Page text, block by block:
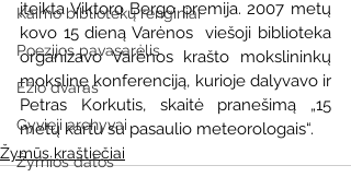
Kaimo bibliotekų renginiai
Poezijos pavasarėlis
Ežio dvaras
Gyvieji archyvai
Žymios datos
įteikta Viktoro Bergo premija. 2007 metų
kovo 15 dieną Varėnos  viešoji biblioteka
organizavo Varėnos krašto mokslininkų
mokslinę konferenciją, kurioje dalyvavo ir
Petras Korkutis, skaitė pranešimą „15
metų kartu su pasaulio meteorologais“.
Žymūs kraštiečiai